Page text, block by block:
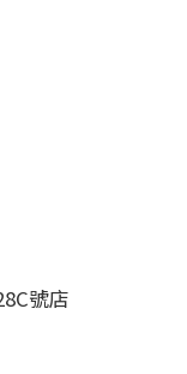
號店